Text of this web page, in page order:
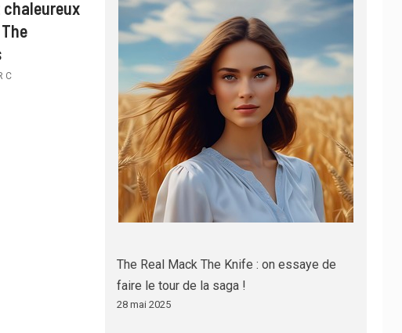
C
The Real Mack The Knife : on essaye de
faire le tour de la saga !
28 mai 2025